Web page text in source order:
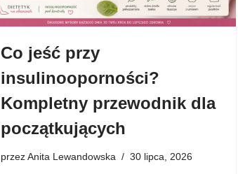
Co jeść przy
insulinooporności?
Kompletny przewodnik dla
początkujących
przezAnita Lewandowska 30 lipca, 2026